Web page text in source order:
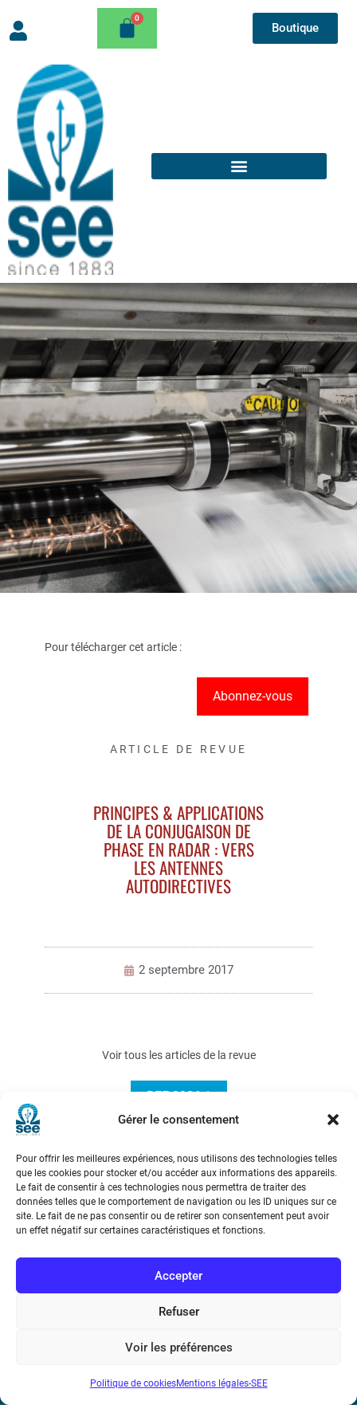
Gérer le consentement
Pour offrir les meilleures expériences, nous utilisons des technologies telles
que les cookies pour stocker et/ou accéder aux informations des appareils.
Le fait de consentir à ces technologies nous permettra de traiter des
données telles que le comportement de navigation ou les ID uniques sur ce
site. Le fait de ne pas consentir ou de retirer son consentement peut avoir
un effet négatif sur certaines caractéristiques et fonctions.
Accepter
Refuser
Voir les préférences
Politique de cookiesMentions légales-SEE
Boutique
Pour télécharger cet article :
Abonnez-vous
ARTICLE DE REVUE
PRINCIPES & APPLICATIONS
DE LA CONJUGAISON DE
PHASE EN RADAR : VERS
LES ANTENNES
AUTODIRECTIVES
2 septembre 2017
Voir tous les articles de la revue
REE 2006-1
Société de l’Electricité, de l’Electronique et des Technologies
de l’Information et de la Communication
17 rue de l’Amiral Hamelin75116 Paris